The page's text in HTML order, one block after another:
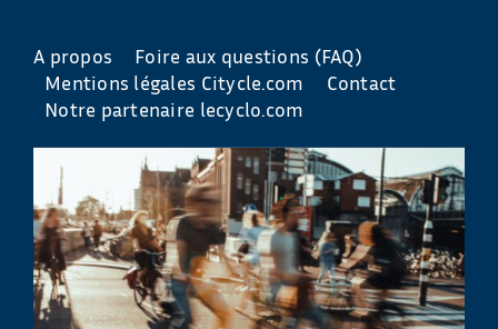
A propos
Foire aux questions (FAQ)
Mentions légales Citycle.com
Contact
Notre partenaire lecyclo.com